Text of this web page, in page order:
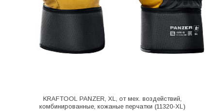
KRAFTOOL PANZER, XL, от мех. воздействий,
комбинированные, кожаные перчатки (11320-XL)